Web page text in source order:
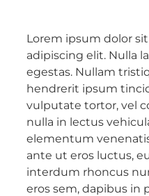
Lorem ipsum dolor
adipiscing elit. Nulla
egestas. Nullam
hendrerit ipsum
vulputate tortor, vel
nulla in lectus
elementum
ante ut eros luctus,
interdum rhoncus
eros sem, dapibus in